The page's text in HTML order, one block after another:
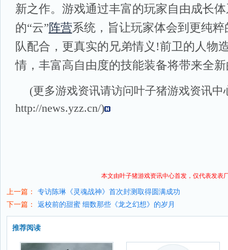
新之作。游戏通过丰富的玩家自由成长
的“云”阵营系统，旨让玩家体会到更纯
队配合，更真实的兄弟情义!前卫的人物
情，丰富高自由度的技能装备将带来全
(更多游戏资讯请访问叶子猪游戏资讯中
http://news.yzz.cn/)
本文由叶子猪游戏资讯中心首发，仅代表发表
上一篇：
专访陈琳《灵魂战神》首次封测取得圆满成功
下一篇：
返校前的甜蜜 细数那些《龙之幻想》的岁月
推荐阅读